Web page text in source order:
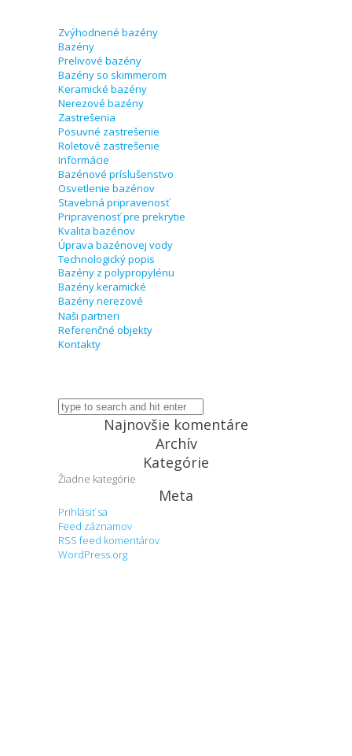
Zvýhodnené bazény
Bazény
Prelivové bazény
Bazény so skimmerom
Keramické bazény
Nerezové bazény
Zastrešenia
Posuvné zastrešenie
Roletové zastrešenie
Informácie
Bazénové príslušenstvo
Osvetlenie bazénov
Stavebná pripravenosť
Pripravenosť pre prekrytie
Kvalita bazénov
Úprava bazénovej vody
Technologický popis
Bazény z polypropylénu
Bazény keramické
Bazény nerezové
Naši partneri
Referenčné objekty
Kontakty
Najnovšie komentáre
Archív
Kategórie
Žiadne kategórie
Meta
Prihlásiť sa
Feed záznamov
RSS feed komentárov
WordPress.org